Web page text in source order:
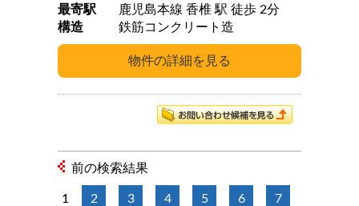
最寄駅
鹿児島本線 香椎 駅 徒歩 2分
構造
鉄筋コンクリート造
前の検索結果
1 2 3 4 5 6 7